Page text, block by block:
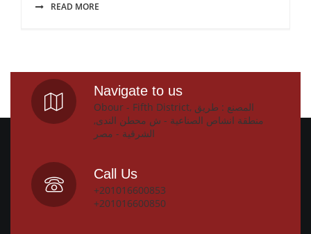
READ MORE
Navigate to us
Obour - Fifth District, المصنع : طريق
منطقة انشاص الصناعية - ش محطن الندى,
الشرقية - مصر
Call Us
+201016600853
+201016600850